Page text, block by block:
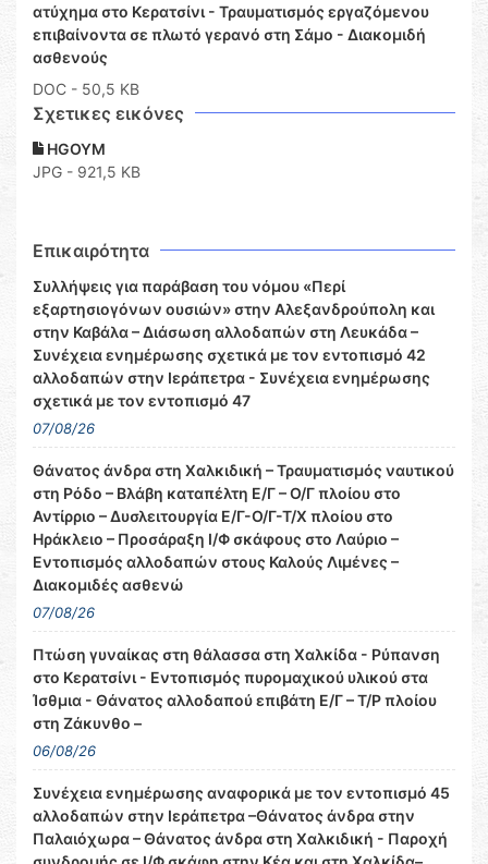
ατύχημα στο Κερατσίνι - Τραυματισμός εργαζόμενου
επιβαίνοντα σε πλωτό γερανό στη Σάμο - Διακομιδή
ασθενούς
DOC - 50,5 KB
Σχετικες εικόνες
HGOYM
JPG - 921,5 KB
Επικαιρότητα
Συλλήψεις για παράβαση του νόμου «Περί
εξαρτησιογόνων ουσιών» στην Αλεξανδρούπολη και
στην Καβάλα – Διάσωση αλλοδαπών στη Λευκάδα –
Συνέχεια ενημέρωσης σχετικά με τον εντοπισμό 42
αλλοδαπών στην Ιεράπετρα - Συνέχεια ενημέρωσης
σχετικά με τον εντοπισμό 47
07/08/26
Θάνατος άνδρα στη Χαλκιδική – Τραυματισμός ναυτικού
στη Ρόδο – Βλάβη καταπέλτη Ε/Γ – Ο/Γ πλοίου στο
Αντίρριο – Δυσλειτουργία Ε/Γ-Ο/Γ-Τ/Χ πλοίου στο
Ηράκλειο – Προσάραξη Ι/Φ σκάφους στο Λαύριο –
Εντοπισμός αλλοδαπών στους Καλούς Λιμένες –
Διακομιδές ασθενώ
07/08/26
Πτώση γυναίκας στη θάλασσα στη Χαλκίδα - Ρύπανση
στο Κερατσίνι - Εντοπισμός πυρομαχικού υλικού στα
Ίσθμια - Θάνατος αλλοδαπού επιβάτη Ε/Γ – Τ/Ρ πλοίου
στη Ζάκυνθο –
06/08/26
Συνέχεια ενημέρωσης αναφορικά με τον εντοπισμό 45
αλλοδαπών στην Ιεράπετρα –Θάνατος άνδρα στην
Παλαιόχωρα – Θάνατος άνδρα στη Χαλκιδική - Παροχή